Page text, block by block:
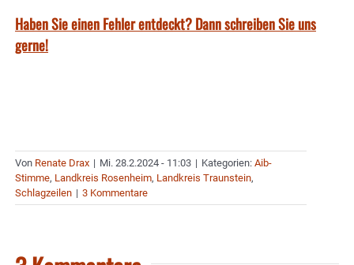
Haben Sie einen Fehler entdeckt? Dann schreiben Sie uns
gerne!
Von Renate Drax | Mi. 28.2.2024 - 11:03 | Kategorien: Aib-
Stimme, Landkreis Rosenheim, Landkreis Traunstein,
Schlagzeilen | 3 Kommentare